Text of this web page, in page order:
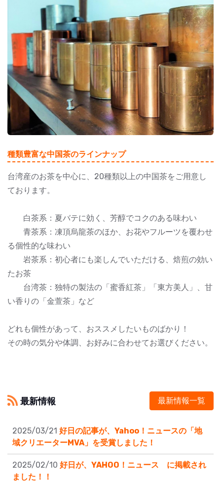
種類豊富な中国茶のラインナップ
台湾産のお茶を中心に、20種類以上の中国茶をご用意し
ております。
白茶系：夏バテに効く、芳醇でコクのある味わい
青茶系：凍頂烏龍茶のほか、お花やフルーツを覆わせ
る個性的な味わい
岩茶系：初心者にも楽しんでいただける、焙煎の効い
たお茶
台湾茶：独特の製法の「蜜香紅茶」「東方美人」、甘
い香りの「金萱茶」など
どれも個性があって、おススメしたいものばかり！
その時の気分や体調、お好みに合わせてお選びください。
最新情報 最新情報一覧
2025/03/21 好日の記事が、Yahoo！ニュースの「地
域クリエーターMVA」を受賞しました！
2025/02/10 好日が、YAHOO！ニュース に掲載され
ました！！